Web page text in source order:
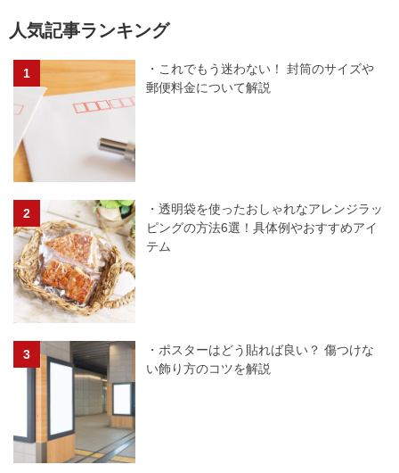
人気記事ランキング
・これでもう迷わない！ 封筒のサイズや
郵便料金について解説
・透明袋を使ったおしゃれなアレンジラッ
ピングの方法6選！具体例やおすすめアイ
テム
・ポスターはどう貼れば良い？ 傷つけな
い飾り方のコツを解説